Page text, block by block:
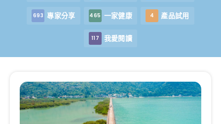
693 專家分享 465 一家健康 4 產品試用
117 我愛閱讀